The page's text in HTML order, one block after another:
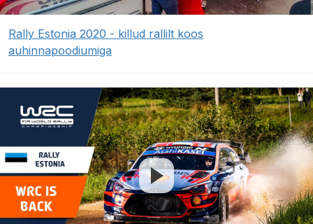
Rally Estonia 2020 - killud rallilt koos
auhinnapoodiumiga